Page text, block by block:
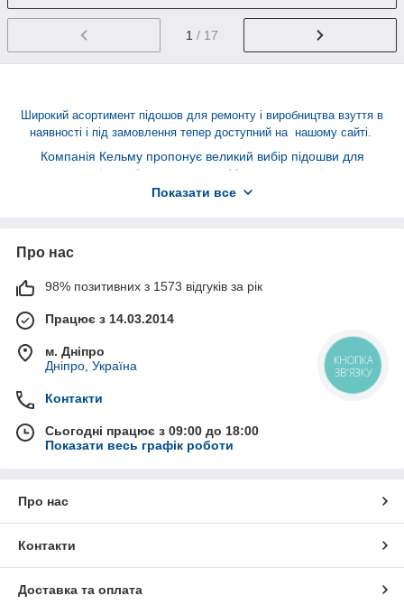
1 / 17
Широкий асортимент підошов для ремонту і виробництва взуття в
наявності і під замовлення тепер доступний на нашому сайті.
Компанія Кельму пропонує великий вибір підошви для
ремонту і виробництва взуття. Ми працюємо тільки з
надійними і перевіреними виробниками, тому можемо
Основу нашого асортименту складають підошви з
термополиуретан, TPU/PUтермополиуретан
Gomma/TPU/PU, підошву з мікропори.
Показати все
Про нас
98% позитивних з 1573 відгуків за рік
Працює з 14.03.2014
м. Дніпро
Дніпро, Україна
Контакти
Сьогодні працює з 09:00 до 18:00
Показати весь графік роботи
Про нас
Контакти
Доставка та оплата
КНОПКА
ЗВ'ЯЗКУ